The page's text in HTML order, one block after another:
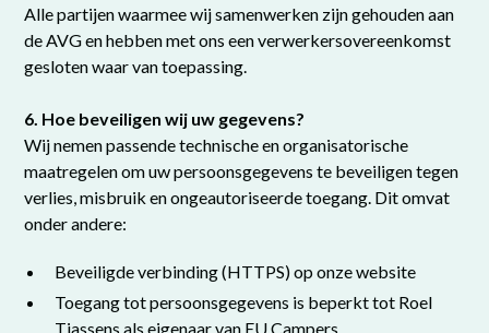
Alle partijen waarmee wij samenwerken zijn gehouden aan
de AVG en hebben met ons een verwerkersovereenkomst
gesloten waar van toepassing.
6. Hoe beveiligen wij uw gegevens?
Wij nemen passende technische en organisatorische
maatregelen om uw persoonsgegevens te beveiligen tegen
verlies, misbruik en ongeautoriseerde toegang. Dit omvat
onder andere:
Beveiligde verbinding (HTTPS) op onze website
Toegang tot persoonsgegevens is beperkt tot Roel
Tjassens als eigenaar van EU Campers